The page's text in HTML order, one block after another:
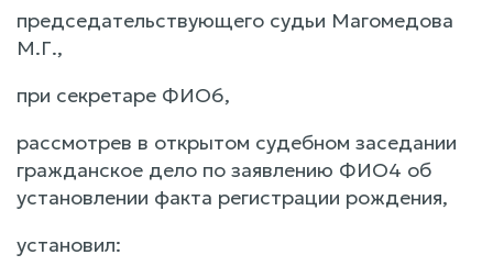
председательствующего судьи Магомедова
М.Г.,
при секретаре ФИО6,
рассмотрев в открытом судебном заседании
гражданское дело по заявлению ФИО4 об
установлении факта регистрации рождения,
установил: